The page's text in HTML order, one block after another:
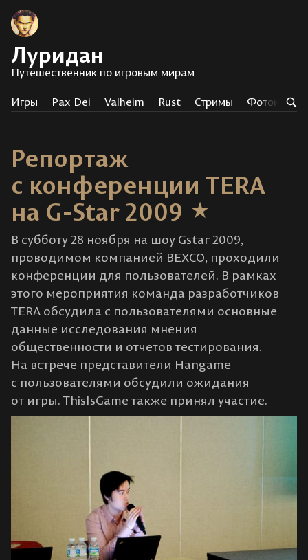
Луридан
Путешественник по игровым мирам
Игры Pax Dei Valheim Rust Стримы
Репортаж
с конференции TERA
на G-Star 2009
В субботу 28 ноября на шоу Gstar 2009,
проводимом компанией BEXCO, проходили
конференции для пользователей. В рамках
этого мероприятия команда разработчиков
TERA обсудила с пользователями основные
данные исследования мнения
общественности и отчетов тестирования.
На встрече представители Hangame
с пользователями обсудили ожидания
от игры. ThisIsGame также принял участие.